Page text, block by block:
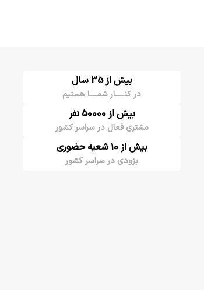
بیش از 35 سال
در کنـــــار شمــــا هستیم
بیش از 50000 نفر
مشتری فعال در سراسر کشور
بیش از 10 شعبه حضوری
بزودی در سراسر کشور